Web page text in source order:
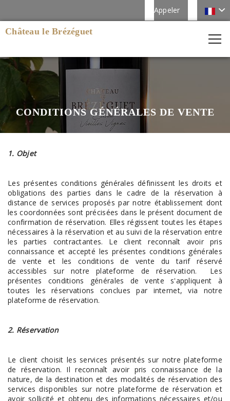
Appeler
Château le Brézéguet
CONDITIONS GÉNÉRALES DE VENTE
1. Objet
Les présentes conditions générales définissent les droits et
obligations des parties dans le cadre de la réservation à
distance de services proposés par notre établissement dont
les coordonnées sont précisées dans le présent document de
confirmation de réservation. Elles régissent toutes les étapes
nécessaires à la réservation et au suivi de la réservation entre
les parties contractantes. Le client reconnaît avoir pris
connaissance et accepté les présentes conditions générales
de vente et les conditions de vente du tarif réservé
accessibles sur notre plateforme de réservation. Les
présentes conditions générales de vente s'appliquent à
toutes les réservations conclues par internet, via notre
plateforme de réservation.
2. Réservation
Le client choisit les services présentés sur notre plateforme
de réservation. Il reconnaît avoir pris connaissance de la
nature, de la destination et des modalités de réservation des
services disponibles sur notre plateforme de réservation et
avoir sollicité et obtenu des informations nécessaires et/ou